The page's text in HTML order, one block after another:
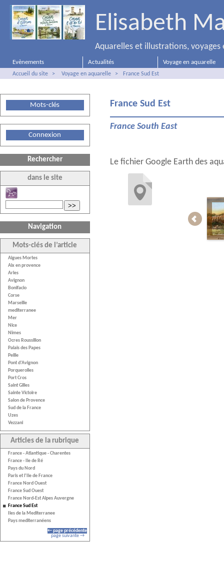
Elisabeth
Aquarelles et illustrations, voyages
Evènements Actualités Voyage en aquarelle
Accueil du site > Voyage en aquarelle > France Sud Est
France Sud Est
France South East
Le fichier Google Earth des
Mots-clés
Connexion
Rechercher
dans le site
>>
Navigation
Mots-clés de l’article
Aigues Mortes
Aix en provence
Arles
Avignon
Bonifacio
Corse
Marseille
mediterranee
Mer
Nice
Nîmes
Ocres Roussillon
Palais des Papes
Peille
Pont d’Avignon
Porquerolles
Port Cros
Saint Gilles
Sainte Victoire
Salon de Provence
Sud de la France
Uzes
Vezzani
Articles de la rubrique
France - Atlantique - Charentes
France - Ile de Ré
Pays du Nord
Paris et l’Ile de France
France Nord Ouest
France Sud Ouest
France Nord-Est Alpes Auvergne
France Sud Est
Iles de la Mediterranee
Pays mediterranéens
← page précédente
page suivante →